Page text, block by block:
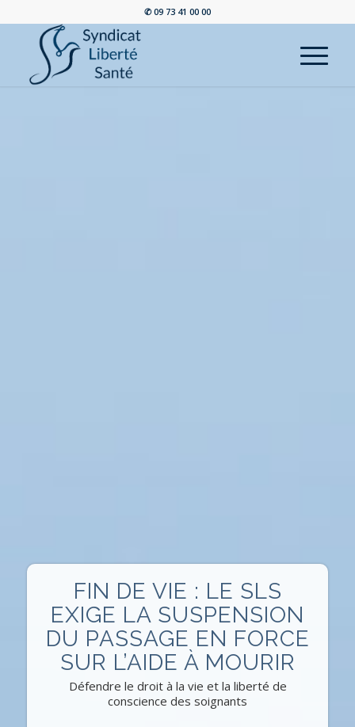
✆ 09 73 41 00 00
FIN DE VIE : LE SLS
EXIGE LA SUSPENSION
DU PASSAGE EN FORCE
SUR L’AIDE À MOURIR
Défendre le droit à la vie et la liberté de
conscience des soignants